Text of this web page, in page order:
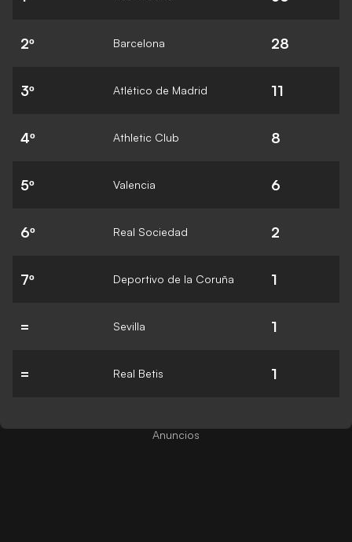
2º Barcelona 28
3º Atlético de Madrid 11
4º Athletic Club 8
5º Valencia 6
6º Real Sociedad 2
7º Deportivo de la Coruña 1
= Sevilla 1
= Real Betis 1
Anuncios